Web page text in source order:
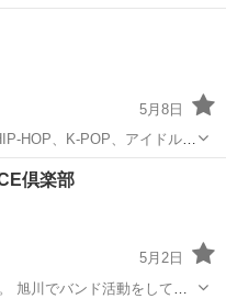
基本がすべて詰まっている
ダンス
5月8日
HOP、K-POP、アイドル
は9月〜 【時間・曜日】応
10名〜20名 【依頼費...
倶楽部
5月2日
旭川でバンド活動をしてい